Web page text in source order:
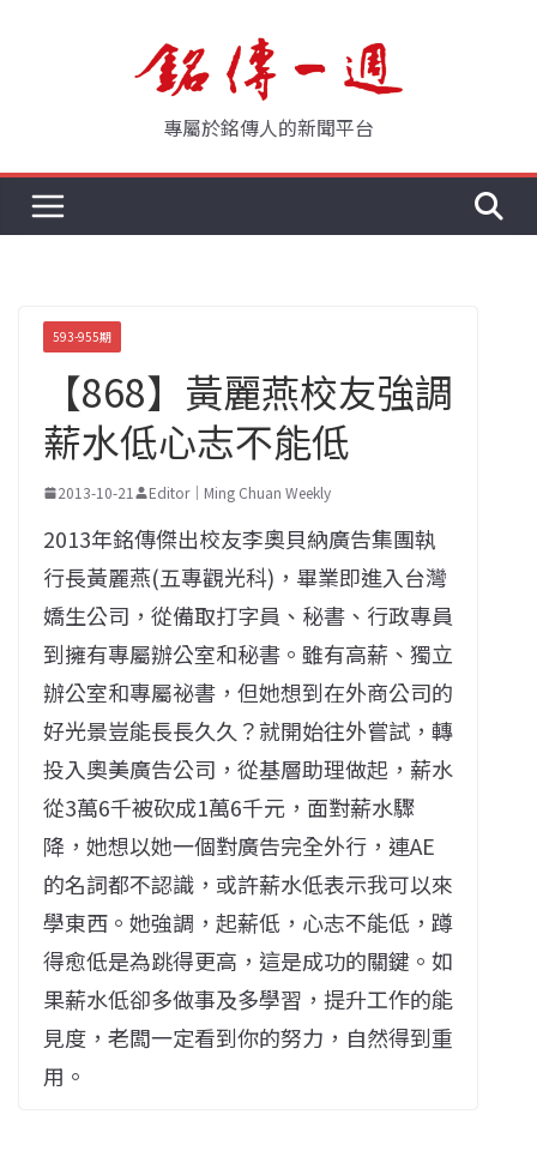
專屬於銘傳人的新聞平台
593-955期
【868】黃麗燕校友強調
薪水低心志不能低
2013-10-21 Editor｜Ming Chuan Weekly
2013年銘傳傑出校友李奧貝納廣告集團執
行長黃麗燕(五專觀光科)，畢業即進入台灣
嬌生公司，從備取打字員、秘書、行政專員
到擁有專屬辦公室和秘書。雖有高薪、獨立
辦公室和專屬祕書，但她想到在外商公司的
好光景豈能長長久久？就開始往外嘗試，轉
投入奧美廣告公司，從基層助理做起，薪水
從3萬6千被砍成1萬6千元，面對薪水驟
降，她想以她一個對廣告完全外行，連AE
的名詞都不認識，或許薪水低表示我可以來
學東西。她強調，起薪低，心志不能低，蹲
得愈低是為跳得更高，這是成功的關鍵。如
果薪水低卻多做事及多學習，提升工作的能
見度，老闆一定看到你的努力，自然得到重
用。